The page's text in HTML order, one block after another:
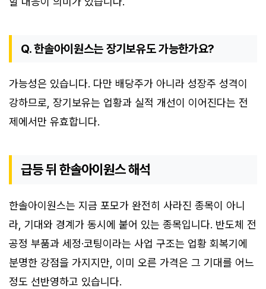
Q. 한솔아이원스는 장기보유도 가능한가요?
가능성은 있습니다. 다만 배당주가 아니라 성장주 성격이
강하므로, 장기보유는 업황과 실적 개선이 이어진다는 전
제에서만 유효합니다.
급등 뒤 한솔아이원스 해석
한솔아이원스는 지금 포모가 완전히 사라진 종목이 아니
라, 기대와 경계가 동시에 붙어 있는 종목입니다. 반도체 전
공정 부품과 세정·코팅이라는 사업 구조는 업황 회복기에
분명한 강점을 가지지만, 이미 오른 가격은 그 기대를 어느
정도 선반영하고 있습니다.